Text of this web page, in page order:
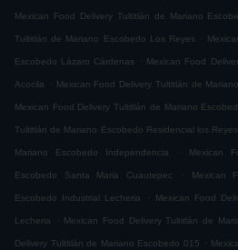
Mexican Food Delivery Tultitlán de Mariano
Tultitlán de Mariano Escobedo Los Reyes .
Escobedo Lázaro Cárdenas . Mexican Food
Acocila . Mexican Food Delivery Tultitlán de
Mexican Food Delivery Tultitlán de Mariano
Tultitlán de Mariano Escobedo Residencial los Reyes
Mariano Escobedo Independencia . Mexican
Escobedo Santa Maria Cuautepec . Mexican
Escobedo Industrial Lecheria . Mexican Food
Lecheria . Mexican Food Delivery Tultitlán de
Delivery Tultitlán de Mariano Escobedo 015 .